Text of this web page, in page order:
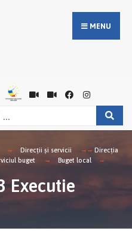
MENU
Direcții și servicii
Direcţia
buget
Buget local
Executie